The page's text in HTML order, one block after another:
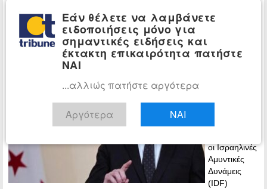
ΚΟΣΜΟΣ
«Μια σύνθετη προσωπικότητα» ο
Γκολάνι της Συρίας, λέει Ισραηλινός
υποστράτηγος
οι Ισραηλινές
Αμυντικές
Δυνάμεις
(IDF)
Εάν θέλετε να λαμβάνετε
ειδοποιήσεις μόνο για
σημαντικές ειδήσεις και
έκτακτη επικαιρότητα πατήστε
ΝΑΙ
...αλλιώς πατήστε αργότερα
Αργότερα ΝΑΙ